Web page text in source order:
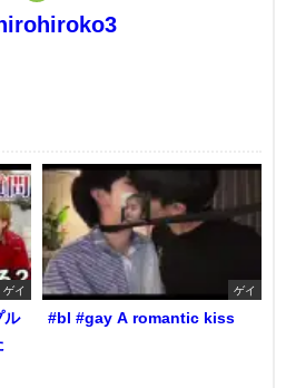
ゲイ
ル
ゲイ
#bl #gay A romantic kiss